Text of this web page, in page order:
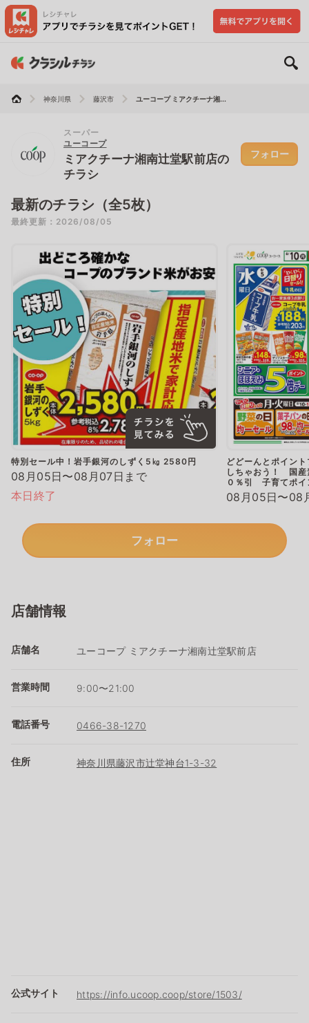
神奈川県 藤沢市 ユーコープ ミアクチーナ湘...
スーパー
ユーコープ
ミアクチーナ湘南辻堂駅前店の
チラシ
フォロー
最新のチラシ（全5枚）
最終更新：2026/08/05
特別セール中！岩手銀河のしずく5㎏ 2580円
08月05日〜08月07日まで
本日終了
どどーんとポイン
しちゃおう！ 国
０％引 子育てポ
08月05日〜08
フォロー
店舗情報
店舗名 ユーコープ ミアクチーナ湘南辻堂駅前店
営業時間 9:00〜21:00
電話番号 0466-38-1270
住所 神奈川県藤沢市辻堂神台1-3-32
公式サイト https://info.ucoop.coop/store/1503/